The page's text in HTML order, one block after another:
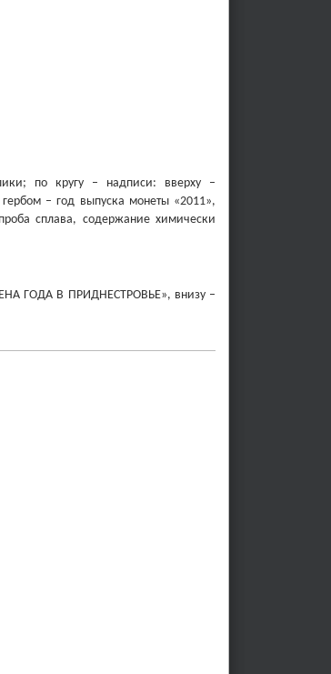
по кругу – надписи: вверху –
– год выпуска монеты «2011»,
сплава, содержание химически
ГОДА В ПРИДНЕСТРОВЬЕ», внизу –